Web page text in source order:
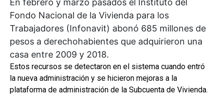
En febrero y marzo pasados el Instituto del
Fondo Nacional de la Vivienda para los
Trabajadores (Infonavit) abonó 685 millones de
pesos a derechohabientes que adquirieron una
casa entre 2009 y 2018.
Estos recursos se detectaron en el sistema cuando entró
la nueva administración y se hicieron mejoras a la
plataforma de administración de la Subcuenta de Vivienda.